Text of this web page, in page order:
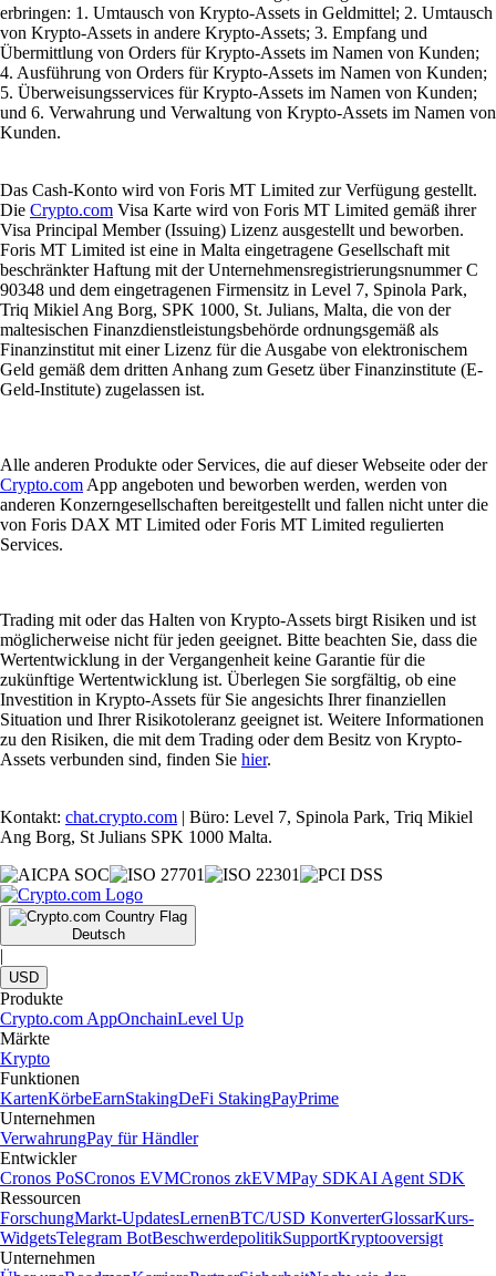
erbringen: 1. Umtausch von Krypto-Assets in Geldmittel; 2. Umtausch
von Krypto-Assets in andere Krypto-Assets; 3. Empfang und
Übermittlung von Orders für Krypto-Assets im Namen von Kunden;
4. Ausführung von Orders für Krypto-Assets im Namen von Kunden;
5. Überweisungsservices für Krypto-Assets im Namen von Kunden;
und 6. Verwahrung und Verwaltung von Krypto-Assets im Namen von
Kunden.
Das Cash-Konto wird von Foris MT Limited zur Verfügung gestellt.
Die Crypto.com Visa Karte wird von Foris MT Limited gemäß ihrer
Visa Principal Member (Issuing) Lizenz ausgestellt und beworben.
Foris MT Limited ist eine in Malta eingetragene Gesellschaft mit
beschränkter Haftung mit der Unternehmensregistrierungsnummer C
90348 und dem eingetragenen Firmensitz in Level 7, Spinola Park,
Triq Mikiel Ang Borg, SPK 1000, St. Julians, Malta, die von der
maltesischen Finanzdienstleistungsbehörde ordnungsgemäß als
Finanzinstitut mit einer Lizenz für die Ausgabe von elektronischem
Geld gemäß dem dritten Anhang zum Gesetz über Finanzinstitute (E-
Geld-Institute) zugelassen ist.
Alle anderen Produkte oder Services, die auf dieser Webseite oder der
Crypto.com App angeboten und beworben werden, werden von
anderen Konzerngesellschaften bereitgestellt und fallen nicht unter die
von Foris DAX MT Limited oder Foris MT Limited regulierten
Services.
Trading mit oder das Halten von Krypto-Assets birgt Risiken und ist
möglicherweise nicht für jeden geeignet. Bitte beachten Sie, dass die
Wertentwicklung in der Vergangenheit keine Garantie für die
zukünftige Wertentwicklung ist. Überlegen Sie sorgfältig, ob eine
Investition in Krypto-Assets für Sie angesichts Ihrer finanziellen
Situation und Ihrer Risikotoleranz geeignet ist. Weitere Informationen
zu den Risiken, die mit dem Trading oder dem Besitz von Krypto-
Assets verbunden sind, finden Sie hier.
Kontakt: chat.crypto.com | Büro: Level 7, Spinola Park, Triq Mikiel
Ang Borg, St Julians SPK 1000 Malta.
Deutsch
|
USD
Produkte
Crypto.com AppOnchainLevel Up
Märkte
Krypto
Funktionen
KartenKörbeEarnStakingDeFi StakingPayPrime
Unternehmen
VerwahrungPay für Händler
Entwickler
Cronos PoSCronos EVMCronos zkEVMPay SDKAI Agent SDK
Ressourcen
ForschungMarkt-UpdatesLernenBTC/USD KonverterGlossarKurs-
WidgetsTelegram BotBeschwerdepolitikSupportKryptooversigt
Unternehmen